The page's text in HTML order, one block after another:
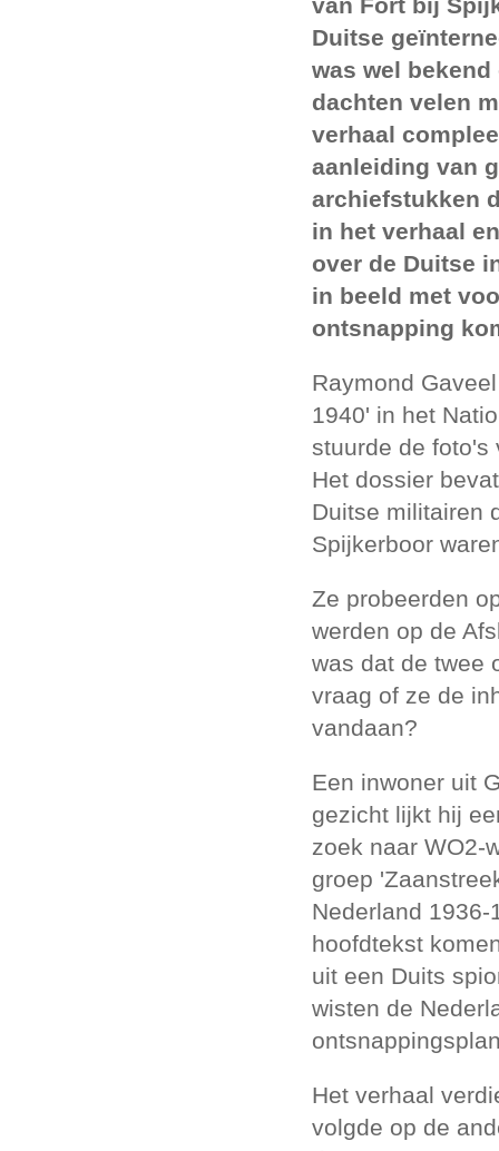
Duitse
was wel
dachten velen
verhaal
aanleiding van
archiefstukken
in het verhaal
over de Duitse
in beeld met
ontsnapping
Raymond
1940' in het
stuurde de foto's
Het dossier
Duitse militairen
Spijkerboor
Ze probeerden
werden op de
was dat de twee
vraag of ze de
vandaan?
Een inwoner uit
gezicht lijkt hij
zoek naar WO2-
groep
Nederland
hoofdtekst
uit een Duits
wisten de
Het verhaal
volgde op de